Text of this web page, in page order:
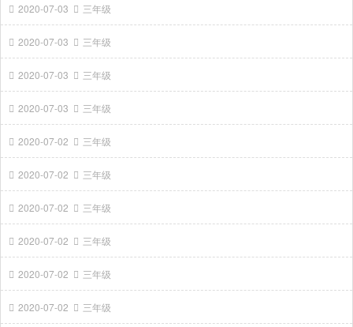
2020-07-03 三年级
2020-07-03 三年级
2020-07-03 三年级
2020-07-03 三年级
2020-07-02 三年级
2020-07-02 三年级
2020-07-02 三年级
2020-07-02 三年级
2020-07-02 三年级
2020-07-02 三年级